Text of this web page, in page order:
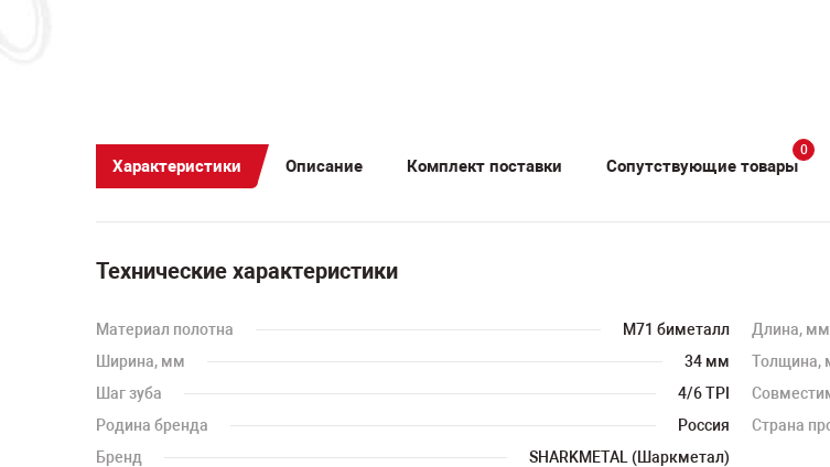
Характеристики Описание Комплект поставки Сопутствующие товары
0
Технические характеристики
Материал полотна M71 биметалл Длина, мм
Ширина, мм
34 мм Толщина,
Шаг зуба
4/6 TPI
Родина бренда
Россия Страна
Бренд
SHARKMETAL (Шаркметал)